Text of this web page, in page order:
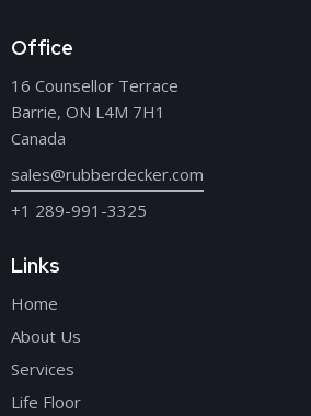
Office
16 Counsellor Terrace
Barrie, ON L4M 7H1
Canada
sales@rubberdecker.com
+1 289-991-3325
Links
Home
About Us
Services
Life Floor